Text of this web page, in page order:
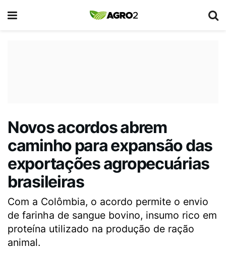
Novos acordos abrem
caminho para expansão das
exportações agropecuárias
brasileiras
Com a Colômbia, o acordo permite o envio
de farinha de sangue bovino, insumo rico em
proteína utilizado na produção de ração
animal.